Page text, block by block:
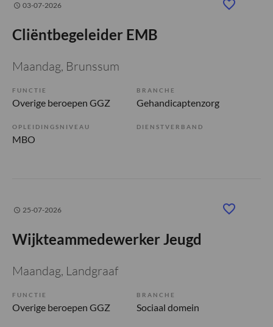
03-07-2026
Cliëntbegeleider EMB
Maandag, Brunssum
FUNCTIE
Overige beroepen GGZ
BRANCHE
Gehandicaptenzorg
OPLEIDINGSNIVEAU
MBO
DIENSTVERBAND
25-07-2026
Wijkteammedewerker Jeugd
Maandag, Landgraaf
FUNCTIE
Overige beroepen GGZ
BRANCHE
Sociaal domein